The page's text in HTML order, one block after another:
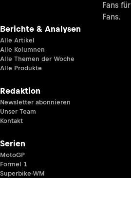
Fans für
Fans.
Berichte & Analysen
Alle Artikel
Alle Kolumnen
Alle Themen der Woche
Alle Produkte
Redaktion
Newsletter abonnieren
Unser Team
Kontakt
Serien
MotoGP
Formel 1
Superbike-WM